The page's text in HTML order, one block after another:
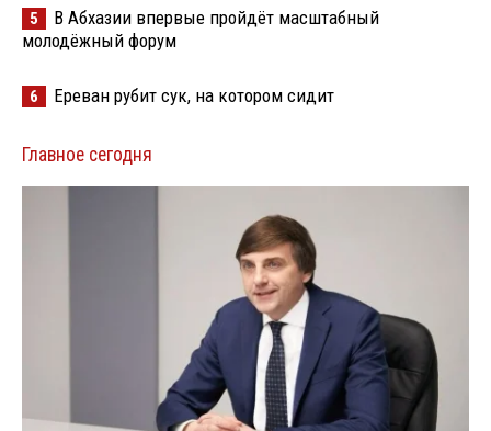
5
В Абхазии впервые пройдёт масштабный
молодёжный форум
6 Ереван рубит сук, на котором сидит
Главное сегодня